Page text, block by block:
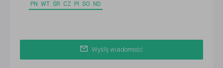
PN WT ŚR CZ PI SO ND
Wyślij wiadomość